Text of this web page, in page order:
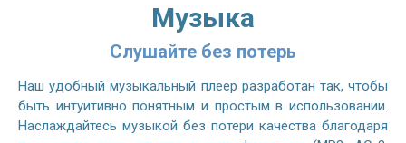
Музыка
Слушайте без потерь
Наш удобный музыкальный плеер разработан так, чтобы
быть интуитивно понятным и простым в использовании.
Наслаждайтесь музыкой без потери качества благодаря